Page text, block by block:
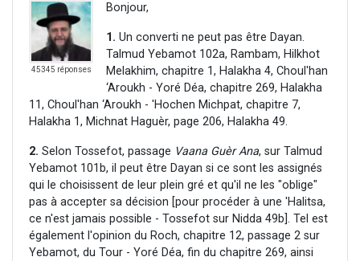
45345 réponses
Bonjour,
1. Un converti ne peut pas être Dayan.
Talmud Yebamot 102a, Rambam, Hilkhot
Melakhim, chapitre 1, Halakha 4, Choul'han
‘Aroukh - Yoré Déa, chapitre 269, Halakha
11, Choul'han ‘Aroukh - 'Hochen Michpat, chapitre 7,
Halakha 1, Michnat Haguèr, page 206, Halakha 49.
2. Selon Tossefot, passage Vaana Guèr Ana, sur Talmud
Yebamot 101b, il peut être Dayan si ce sont les assignés
qui le choisissent de leur plein gré et qu'il ne les "oblige"
pas à accepter sa décision [pour procéder à une 'Halitsa,
ce n'est jamais possible - Tossefot sur Nidda 49b]. Tel est
également l'opinion du Roch, chapitre 12, passage 2 sur
Yebamot, du Tour - Yoré Déa, fin du chapitre 269, ainsi